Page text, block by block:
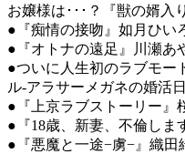
お嬢様は･･･？『獣の婿
●『痴情の接吻』如月ひ
●『オトナの遠足』川瀬
●ついに人生初のラブモ
ル-アラサーメガネの婚活
●『上京ラブストーリー
●『18歳、新妻、不倫し
●『悪魔と一途−虜−』織